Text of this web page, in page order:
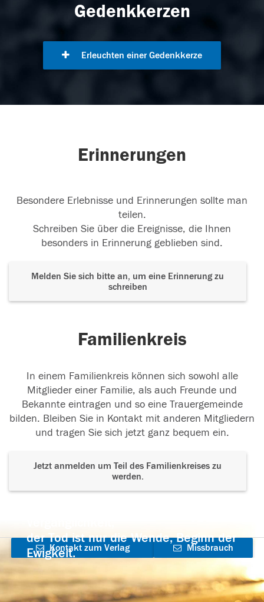
Gedenkkerzen
Erleuchten einer Gedenkkerze
Erinnerungen
Besondere Erlebnisse und Erinnerungen sollte man
teilen.
Schreiben Sie über die Ereignisse, die Ihnen
besonders in Erinnerung geblieben sind.
Melden Sie sich bitte an, um eine Erinnerung zu
schreiben
Familienkreis
In einem Familienkreis können sich sowohl alle
Mitglieder einer Familie, als auch Freunde und
Bekannte eintragen und so eine Trauergemeinde
bilden. Bleiben Sie in Kontakt mit anderen Mitgliedern
und tragen Sie sich jetzt ganz bequem ein.
Jetzt anmelden um Teil des Familienkreises zu
werden.
der Tod ist nur die Wende, Beginn der
Ewigkeit.
Kontakt zum Verlag
aufnehmen
Missbrauch